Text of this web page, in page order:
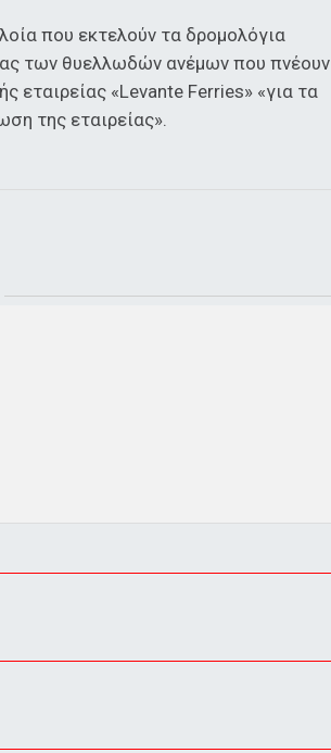
που εκτελούν τα δρομολόγια
των θυελλωδών ανέμων που πνέουν
εταιρείας «Levante Ferries» «για τα
της εταιρείας».